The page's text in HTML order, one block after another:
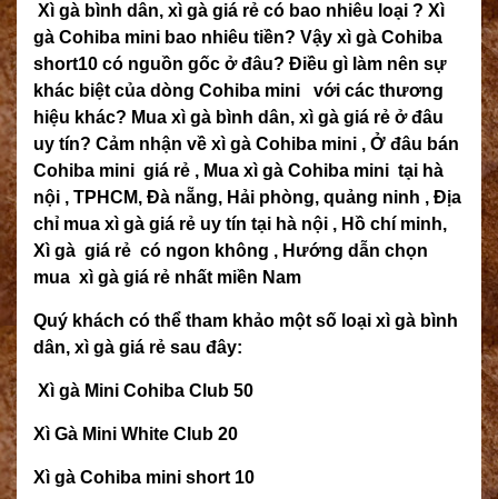
Xì gà bình dân, xì gà giá rẻ có bao nhiêu loại ? Xì
gà Cohiba mini bao nhiêu tiền? Vậy xì gà Cohiba
short10 có nguồn gốc ở đâu? Điều gì làm nên sự
khác biệt của dòng Cohiba mini với các thương
hiệu khác? Mua xì gà bình dân, xì gà giá rẻ ở đâu
uy tín? Cảm nhận về xì gà Cohiba mini , Ở đâu bán
Cohiba mini giá rẻ , Mua xì gà Cohiba mini tại hà
nội , TPHCM, Đà nẵng, Hải phòng, quảng ninh , Địa
chỉ mua xì gà giá rẻ uy tín tại hà nội , Hồ chí minh,
Xì gà giá rẻ có ngon không , Hướng dẫn chọn
mua xì gà giá rẻ nhất miền Nam
Quý khách có thể tham khảo một số loại xì gà bình
dân, xì gà giá rẻ sau đây:
Xì gà Mini Cohiba Club 50
Xì Gà Mini White Club 20
Xì gà Cohiba mini short 10